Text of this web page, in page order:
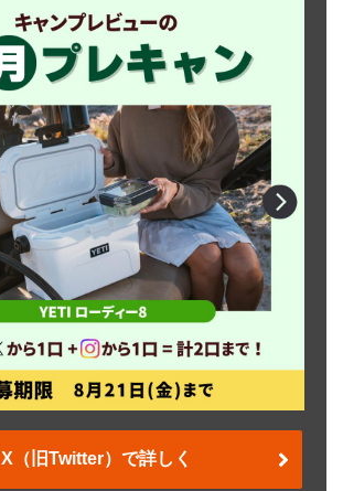
X（旧Twitter）で詳しく